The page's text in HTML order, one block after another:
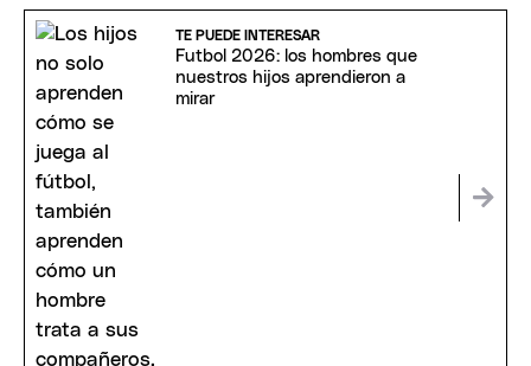
TE PUEDE INTERESAR
Futbol 2026: los hombres que
nuestros hijos aprendieron a
mirar